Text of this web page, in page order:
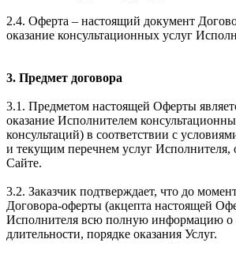
2.4. Оферта – настоящий документ
оказание консультационных услуг
3. Предмет договора
3.1. Предметом настоящей Оферты
оказание Исполнителем
консультаций) в соответствии с
и текущим перечнем услуг
Сайте.
3.2. Заказчик подтверждает, что до
Договора-оферты (акцепта настоящей
Исполнителя всю полную информацию о
длительности, порядке оказания Услуг.